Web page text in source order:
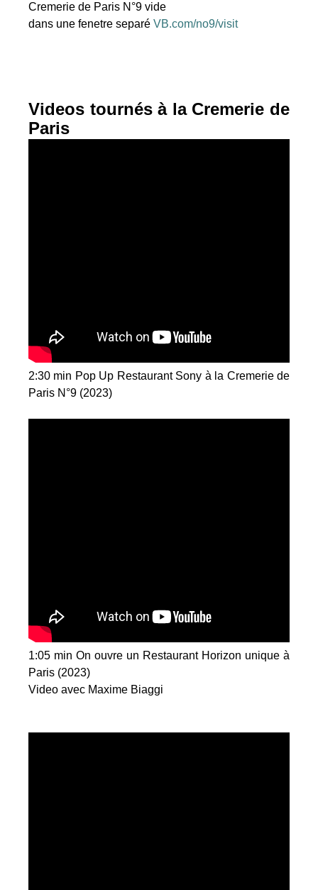
Cremerie de Paris N°9 vide
dans une fenetre separé VB.com/no9/visit
Videos tournés à la Cremerie de
Paris
2:30 min Pop Up Restaurant Sony à la Cremerie de
Paris N°9 (2023)
1:05 min On ouvre un Restaurant Horizon unique à
Paris (2023)
Video avec Maxime Biaggi